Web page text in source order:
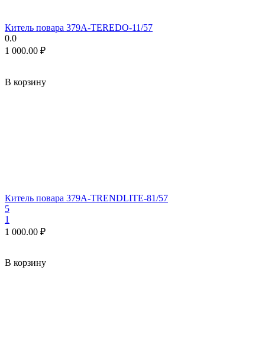
Китель повара 379A-TEREDO-11/57
0.0
1 000.00 ₽
В корзину
Китель повара 379A-TRENDLITE-81/57
5
1
1 000.00 ₽
В корзину